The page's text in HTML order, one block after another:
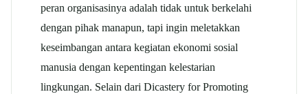
peran organisasinya adalah tidak untuk berkelahi
dengan pihak manapun, tapi ingin meletakkan
keseimbangan antara kegiatan ekonomi sosial
manusia dengan kepentingan kelestarian
lingkungan. Selain dari Dicastery for Promoting